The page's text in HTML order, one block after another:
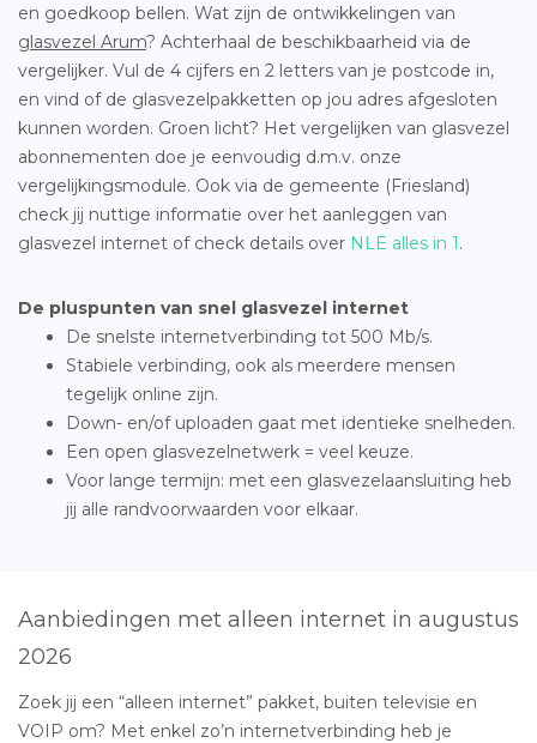
en goedkoop bellen. Wat zijn de ontwikkelingen van
glasvezel Arum? Achterhaal de beschikbaarheid via de
vergelijker. Vul de 4 cijfers en 2 letters van je postcode in,
en vind of de glasvezelpakketten op jou adres afgesloten
kunnen worden. Groen licht? Het vergelijken van glasvezel
abonnementen doe je eenvoudig d.m.v. onze
vergelijkingsmodule. Ook via de gemeente (Friesland)
check jij nuttige informatie over het aanleggen van
glasvezel internet of check details over NLE alles in 1.
De pluspunten van snel glasvezel internet
De snelste internetverbinding tot 500 Mb/s.
Stabiele verbinding, ook als meerdere mensen
tegelijk online zijn.
Down- en/of uploaden gaat met identieke snelheden.
Een open glasvezelnetwerk = veel keuze.
Voor lange termijn: met een glasvezelaansluiting heb
jij alle randvoorwaarden voor elkaar.
Aanbiedingen met alleen internet in augustus
2026
Zoek jij een “alleen internet” pakket, buiten televisie en
VOIP om? Met enkel zo’n internetverbinding heb je